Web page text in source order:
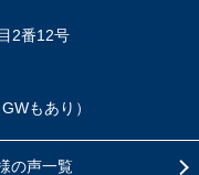
2番12号
もあり）
の声一覧